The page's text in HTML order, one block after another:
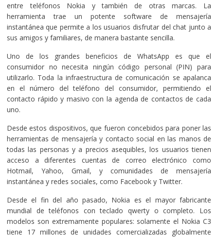
entre teléfonos Nokia y también de otras marcas. La
herramienta trae un potente software de mensajería
instantánea que permite a los usuarios disfrutar del chat junto a
sus amigos y familiares, de manera bastante sencilla.
Uno de los grandes beneficios de WhatsApp es que el
consumidor no necesita ningún código personal (PIN) para
utilizarlo. Toda la infraestructura de comunicación se apalanca
en el número del teléfono del consumidor, permitiendo el
contacto rápido y masivo con la agenda de contactos de cada
uno.
Desde estos dispositivos, que fueron concebidos para poner las
herramientas de mensajería y contacto social en las manos de
todas las personas y a precios asequibles, los usuarios tienen
acceso a diferentes cuentas de correo electrónico como
Hotmail, Yahoo, Gmail, y comunidades de mensajería
instantánea y redes sociales, como Facebook y Twitter.
Desde el fin del año pasado, Nokia es el mayor fabricante
mundial de teléfonos con teclado qwerty o completo. Los
modelos son extremamente populares: solamente el Nokia C3
tiene 17 millones de unidades comercializadas globalmente